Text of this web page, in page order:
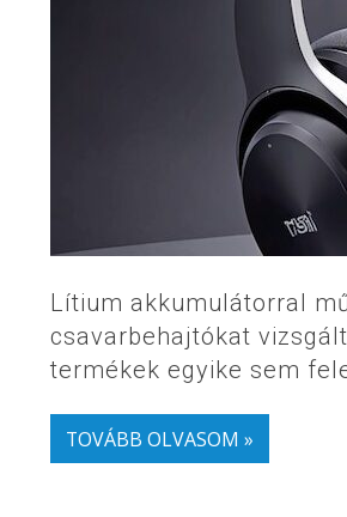
Lítium akkumulátorral
csavarbehajtókat
termékek egyike sem
TOVÁBB OLVASOM »